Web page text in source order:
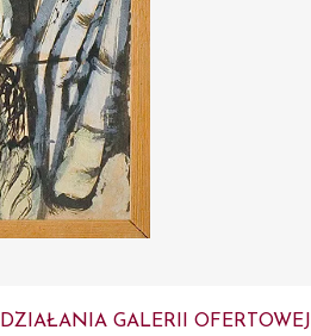
GALERII OFERTOWEJ